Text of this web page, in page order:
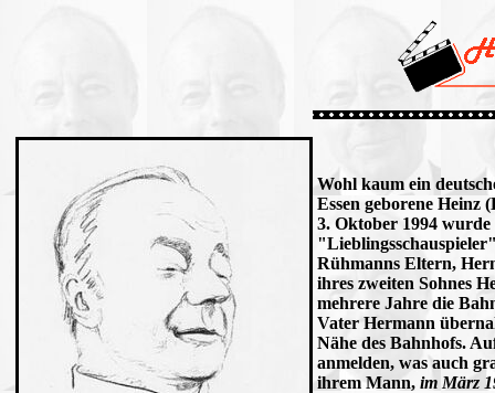
Wohl kaum ein
Essen geborene Heinz
3. Oktober 1994
Rühmanns Eltern,
ihres zweiten Sohnes
mehrere Jahre die
Vater Hermann
Nähe des Bahnhofs.
anmelden, was auch
ihrem Mann, im März